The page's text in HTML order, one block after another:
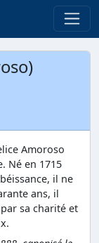
Amoroso
Né en 1715
il ne
ans, il
sa charité et